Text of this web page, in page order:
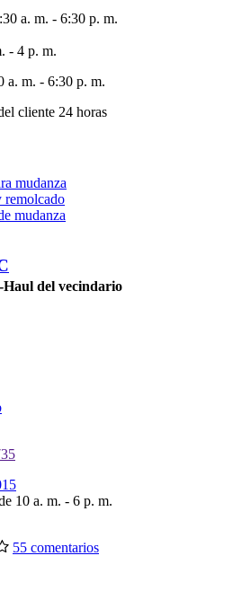
a. m. - 6:30 p. m.
- 4 p. m.
a. m. - 6:30 p. m.
cliente 24 horas
mudanza
remolcado
mudanza
del vecindario
10 a. m. - 6 p. m.
55 comentarios